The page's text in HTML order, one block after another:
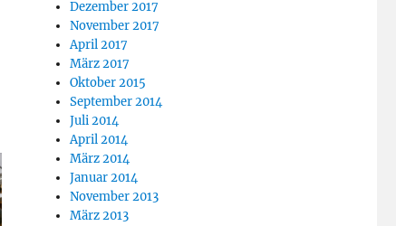
Dezember 2017
November 2017
April 2017
März 2017
Oktober 2015
September 2014
Juli 2014
April 2014
März 2014
Januar 2014
November 2013
März 2013